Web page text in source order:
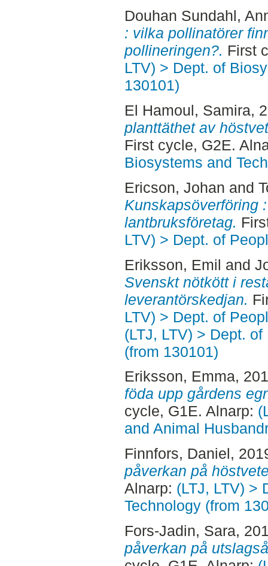
Douhan Sundahl,
: vilka pollinatörer
pollineringen?. First
LTV) > Dept. of
130101)
El Hamoul, Samira,
planttäthet av
First cycle, G2E.
Biosystems and
Ericson, Johan and
Kunskapsöverföring
lantbruksföretag.
LTV) > Dept. of
Eriksson, Emil and
Svenskt nötkött i
leverantörskedjan.
LTV) > Dept. of
(LTJ, LTV) > Dept.
(from 130101)
Eriksson, Emma,
föda upp gårdens
cycle, G1E. Alnarp:
and Animal
Finnfors, Daniel,
påverkan på
Alnarp: (LTJ, LTV) >
Technology (from
Fors-Jadin, Sara,
påverkan på